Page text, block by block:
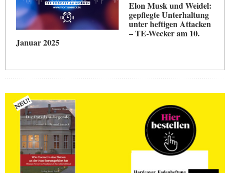
Elon Musk und Weidel:
gepflegte Unterhaltung
unter heftigen Attacken
– TE-Wecker am 10.
Januar 2025